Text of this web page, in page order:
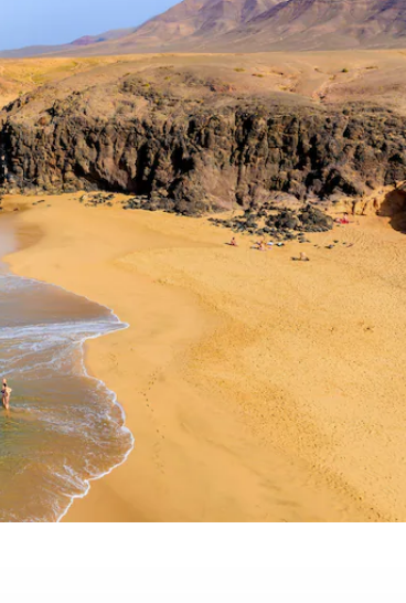
und unten oder erkunde die Ergebnisse durch